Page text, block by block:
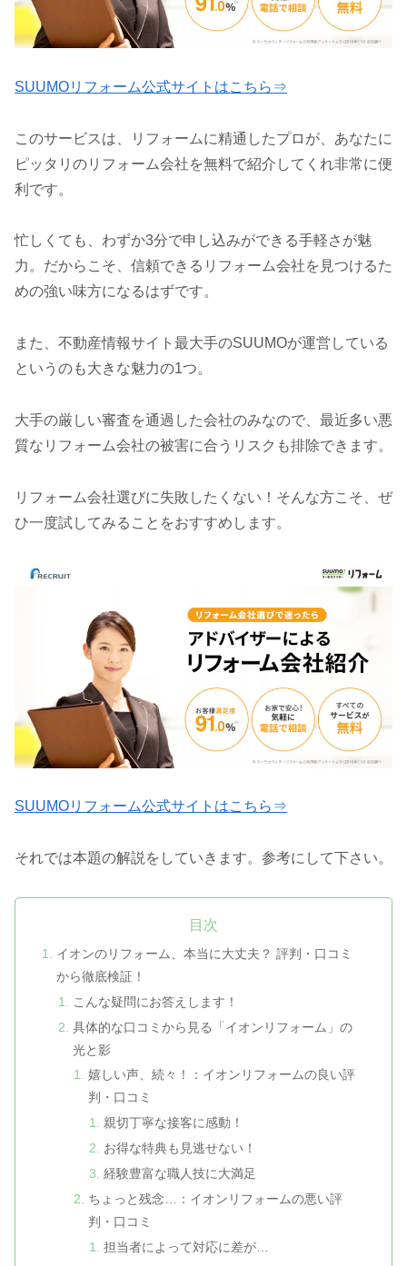
SUUMOリフォーム公式サイトはこちら⇒
このサービスは、リフォームに精通したプロが、あなたに
ピッタリのリフォーム会社を無料で紹介してくれ非常に便
利です。
忙しくても、わずか3分で申し込みができる手軽さが魅
力。だからこそ、信頼できるリフォーム会社を見つけるた
めの強い味方になるはずです。
また、不動産情報サイト最大手のSUUMOが運営している
というのも大きな魅力の1つ。
大手の厳しい審査を通過した会社のみなので、最近多い悪
質なリフォーム会社の被害に合うリスクも排除できます。
リフォーム会社選びに失敗したくない！そんな方こそ、ぜ
ひ一度試してみることをおすすめします。
SUUMOリフォーム公式サイトはこちら⇒
それでは本題の解説をしていきます。参考にして下さい。
目次
イオンのリフォーム、本当に大丈夫？ 評判・口コミ
から徹底検証！
こんな疑問にお答えします！
具体的な口コミから見る「イオンリフォーム」の
光と影
嬉しい声、続々！：イオンリフォームの良い評
判・口コミ
親切丁寧な接客に感動！
お得な特典も見逃せない！
経験豊富な職人技に大満足
ちょっと残念…：イオンリフォームの悪い評
判・口コミ
担当者によって対応に差が…